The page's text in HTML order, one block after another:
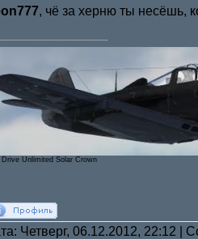
, чё за херню ты несёшь,
Drive Unlimited Solar Crown
Четверг, 06.12.2012, 22:12 |